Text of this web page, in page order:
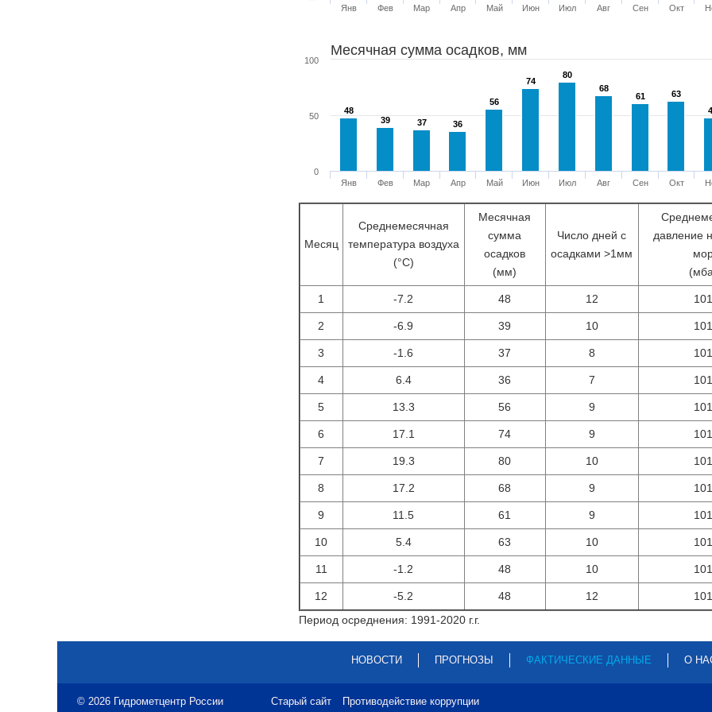
Янв Фев Мар Апр Май Июн Июл Авг Сен Окт
Месячная сумма осадков, мм
48
48
39
39 37
37 36
36
56
56
74
74
80
80
68
68
61
61 63
63
Янв Фев Мар Апр Май Июн Июл Авг Сен Окт
0
50
100
Месяц
Среднемесячная
температура воздуха
(°С)
Месячная
сумма
осадков
(мм)
Число дней с
осадками >1мм
давление
1 -7.2 48 12
2 -6.9 39 10
3 -1.6 37 8
4 6.4 36 7
5 13.3 56 9
6 17.1 74 9
7 19.3 80 10
8 17.2 68 9
9 11.5 61 9
10 5.4 63 10
11 -1.2 48 10
12 -5.2 48 12
Период осреднения: 1991-2020 г.г.
НОВОСТИ ПРОГНОЗЫ ФАКТИЧЕСКИЕ ДАННЫЕ О
© 2026 Гидрометцентр России Старый сайт Противодействие коррупции